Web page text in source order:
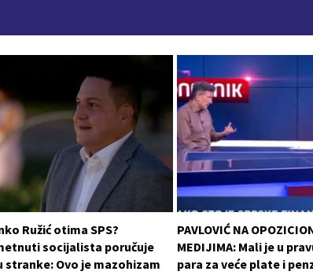
Ružić otima SPS?
socijalista poručuje
stranke: Ovo je mazohizam
PAVLOVIĆ NA
MEDIJIMA: Mali je u
para za veće plate i